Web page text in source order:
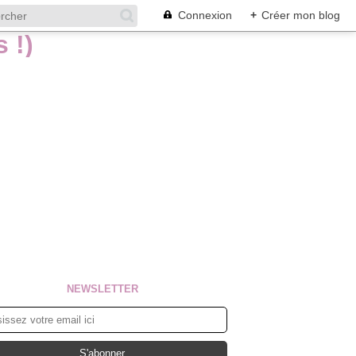
Connexion + Créer mon blog
NEWSLETTER